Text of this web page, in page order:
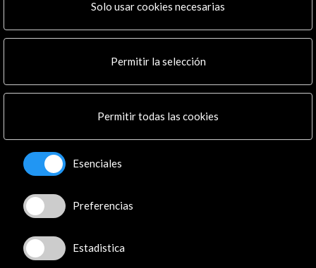
Contacta
info@accioncultural.es
+34 91 700 4000
28003 Madrid, España
Canales de contacto
Explora
Institucional
Programa PICE
Residencias
Solo usar cookies necesarias
Permitir la selección
Permitir todas las cookies
Esenciales
Preferencias
Estadistica